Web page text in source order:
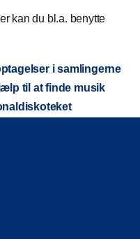
kan du bl.a. benytte
i samlingerne
til at finde musik